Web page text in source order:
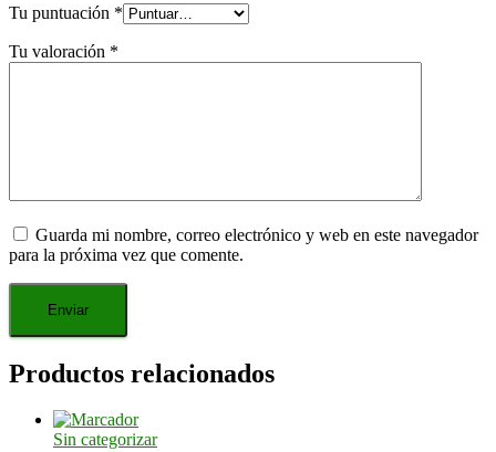
Tu puntuación *
Tu valoración *
Guarda mi nombre, correo electrónico y web en este navegador
para la próxima vez que comente.
Productos relacionados
Sin categorizar